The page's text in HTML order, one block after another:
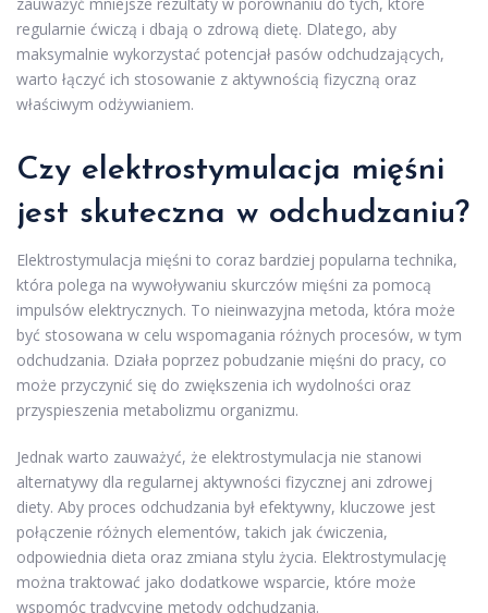
regularnie ćwiczą i dbają o zdrową dietę. Dlatego, aby
maksymalnie wykorzystać potencjał pasów odchudzających,
warto łączyć ich stosowanie z aktywnością fizyczną oraz
właściwym odżywianiem.
Czy elektrostymulacja mięśni
jest skuteczna w odchudzaniu?
Elektrostymulacja mięśni to coraz bardziej popularna technika,
która polega na wywoływaniu skurczów mięśni za pomocą
impulsów elektrycznych. To nieinwazyjna metoda, która może
być stosowana w celu wspomagania różnych procesów, w tym
odchudzania. Działa poprzez pobudzanie mięśni do pracy, co
może przyczynić się do zwiększenia ich wydolności oraz
przyspieszenia metabolizmu organizmu.
Jednak warto zauważyć, że elektrostymulacja nie stanowi
alternatywy dla regularnej aktywności fizycznej ani zdrowej
diety. Aby proces odchudzania był efektywny, kluczowe jest
połączenie różnych elementów, takich jak ćwiczenia,
odpowiednia dieta oraz zmiana stylu życia. Elektrostymulację
można traktować jako dodatkowe wsparcie, które może
wspomóc tradycyjne metody odchudzania.